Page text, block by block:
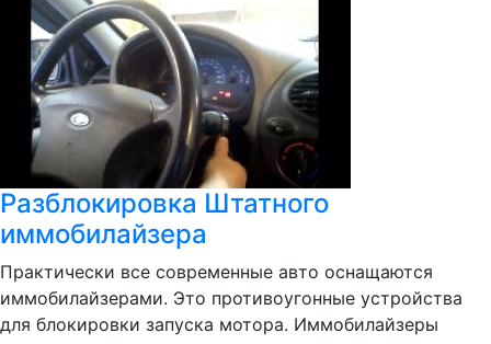
Разблокировка Штатного
иммобилайзера
Практически все современные авто оснащаются
иммобилайзерами. Это противоугонные устройства
для блокировки запуска мотора. Иммобилайзеры